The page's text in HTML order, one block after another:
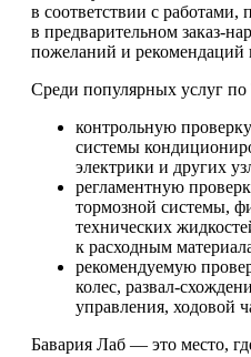
в соответствии с
в предварительном заказ-
пожеланий и рекомендаций
Среди популярных услуг
контрольную
системы
электрики и других
регламентную
тормозной системы,
технических
к расходным
рекомендуемую
колес, развал-
управления, ходовой
Бавария Лаб — это место,